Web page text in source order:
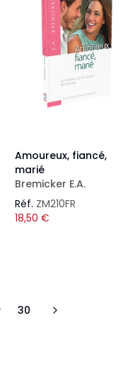
Amoureux, fiancé,
marié
Bremicker E.A.
Réf. ZM210FR
18,50 €
More pages
30